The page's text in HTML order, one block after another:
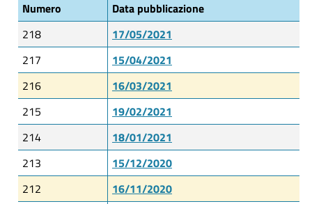
Numero
Data pubblicazione
218
17/05/2021
217
15/04/2021
216
16/03/2021
215
19/02/2021
214
18/01/2021
213
15/12/2020
212
16/11/2020